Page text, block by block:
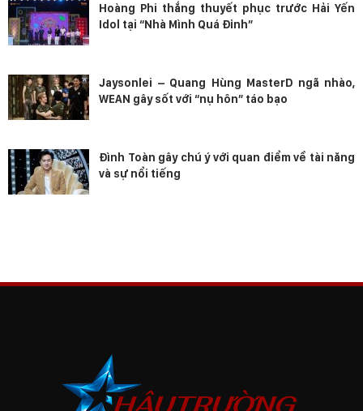
Hoàng Phi thắng thuyết phục trước Hải Yến
Idol tại “Nhà Mình Quá Đỉnh”
Jaysonlei – Quang Hùng MasterD ngã nhào,
WEAN gây sốt với “nụ hôn” táo bạo
Đình Toàn gây chú ý với quan điểm về tài năng
và sự nổi tiếng